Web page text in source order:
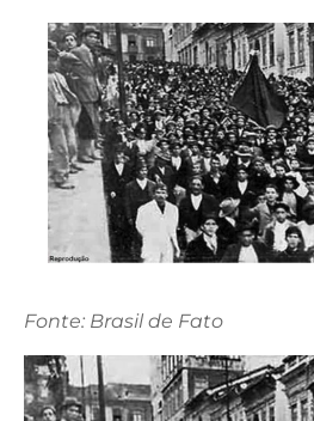
Fonte: Brasil de Fato